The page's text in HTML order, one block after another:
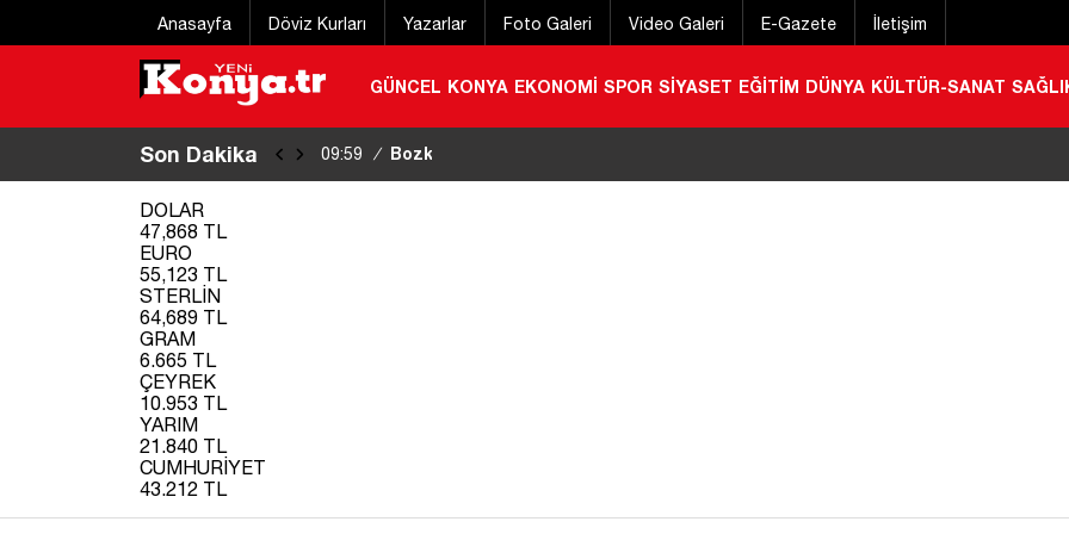
Anasayfa Döviz Kurları Yazarlar Foto Galeri Video Galeri E-Gazete İletişim
GÜNCEL KONYA EKONOMİ SPOR SİYASET EĞİTİM DÜNYA KÜLTÜR-SANAT
Son Dakika 09:59 / Bozkır’da 4-6 Yaş Kur’an Kursu İçin İlk Adım Atıldı
DOLAR
47,868 TL
EURO
55,123 TL
STERLİN
64,689 TL
GRAM
6.665 TL
ÇEYREK
10.953 TL
YARIM
21.840 TL
CUMHURİYET
43.212 TL